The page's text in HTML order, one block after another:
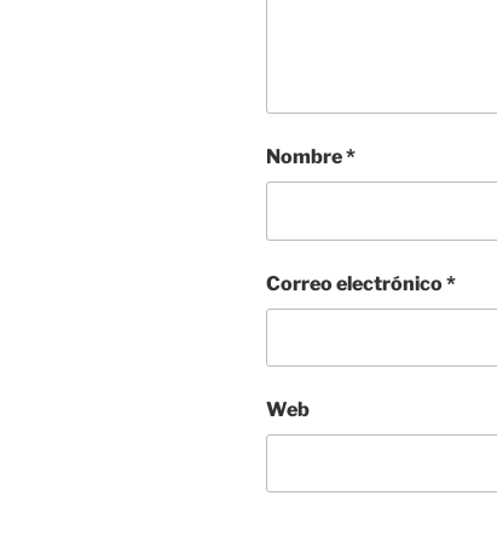
Nombre*
Correo electrónico*
Web